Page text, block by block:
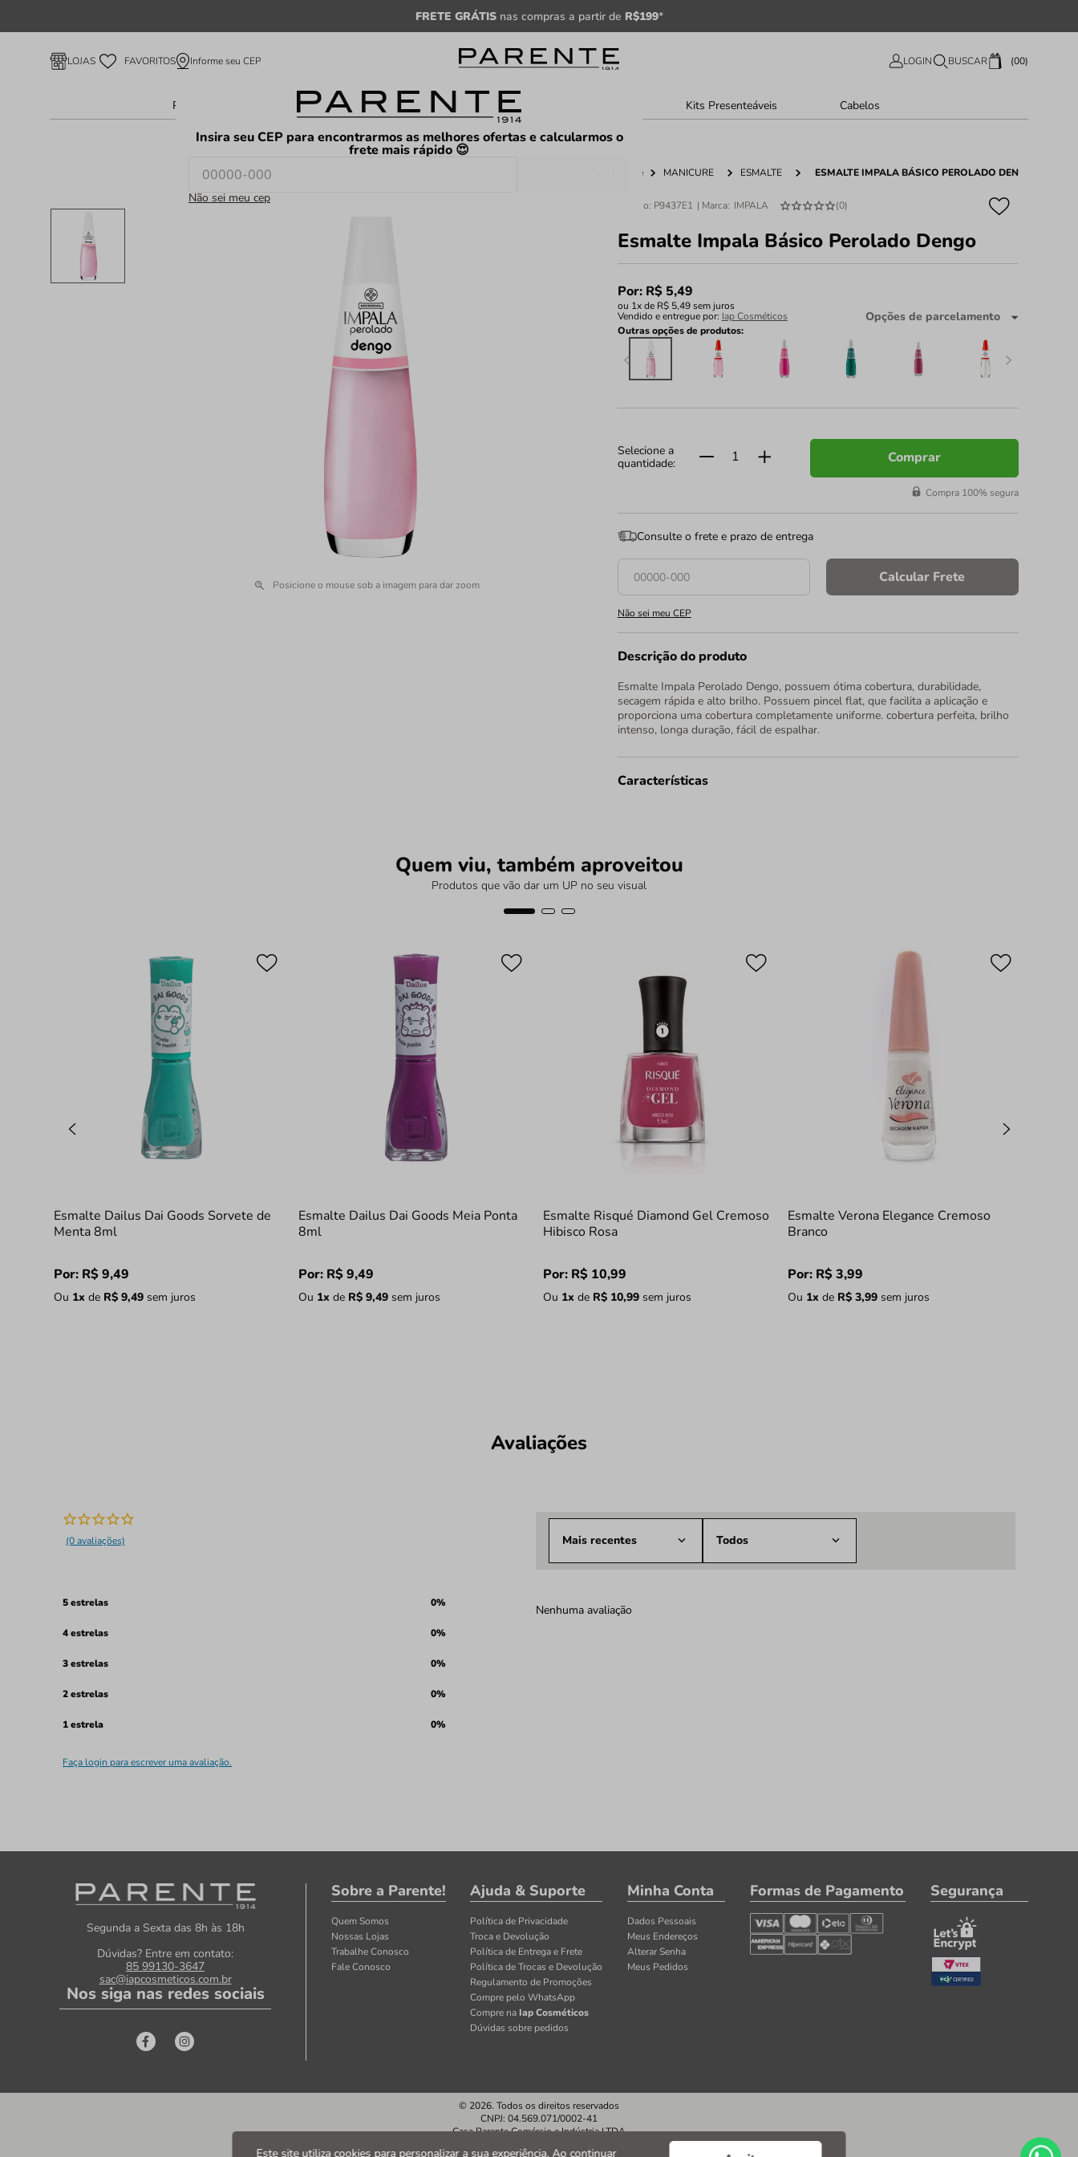
FRETE GRÁTISnas compras a partir de R$199*
LOJAS FAVORITOS Informe seu CEP
Insira seu CEP para encontrarmos as melhores ofertas e calcularmos o
frete mais rápido 😍
Não sei meu cep
LOGIN BUSCAR 00
Perfume Feminino Perfume Masculino Kits Presenteáveis Cabelos
Este site utiliza cookies para personalizar a sua experiência. Ao continuar
Posicione o mouse sob a imagem para dar zoom
Home MANICURE ESMALTE ESMALTE IMPALA BÁSICO PEROLADO DENGO
Código: P9437E1 IMPALA (0)
Esmalte Impala Básico Perolado Dengo
Por: R$ 5,49
ou 1x de R$ 5,49sem juros
Vendido e entregue por: Iap Cosméticos Opções de parcelamento
Outras opções de produtos:
Comprar
Compra 100% segura
Consulte o frete e prazo de entrega
Calcular Frete
Não sei meu CEP
Descrição do produto
Esmalte Impala Perolado Dengo, possuem ótima cobertura, durabilidade,
secagem rápida e alto brilho. Possuem pincel flat, que facilita a aplicação e
proporciona uma cobertura completamente uniforme. cobertura perfeita, brilho
intenso, longa duração, fácil de espalhar.
Características
Quem viu, também aproveitou
Produtos que vão dar um UP no seu visual
Esmalte Dailus Dai Goods Sorvete de
Menta 8ml
Por: R$ 9,49
Ou 1x de R$ 9,49 sem juros
Esmalte Dailus Dai Goods Meia Ponta
8ml
Por: R$ 9,49
Ou 1x de R$ 9,49 sem juros
Esmalte Risqué Diamond Gel Cremoso
Hibisco Rosa
Por: R$ 10,99
Ou 1x de R$ 10,99 sem juros
Esmalte Verona Elegance Cremoso
Branco
Por: R$ 3,99
Ou 1x de R$ 3,99 sem juros
Avaliações
(0 avaliações)
5 estrelas 0%
4 estrelas 0%
3 estrelas 0%
2 estrelas 0%
1 estrela 0%
Faça login para escrever uma avaliação.
Mais recentes Todos
Nenhuma avaliação
Segunda a Sexta das 8h às 18h
Dúvidas? Entre em contato:
85 99130-3647
sac@iapcosmeticos.com.br
Nos siga nas redes sociais
Sobre a Parente!
Quem Somos
Nossas Lojas
Trabalhe Conosco
Fale Conosco
Ajuda & Suporte
Política de Privacidade
Troca e Devolução
Política de Entrega e Frete
Política de Trocas e Devolução
Regulamento de Promoções
Compre pelo WhatsApp
Compre na Iap Cosméticos
Dúvidas sobre pedidos
Minha Conta
Dados Pessoais
Meus Endereços
Alterar Senha
Meus Pedidos
Formas de Pagamento Segurança
© 2026. Todos os direitos reservados
CNPJ: 04.569.071/0002-41
Casa Parente Comércio e Indústria LTDA